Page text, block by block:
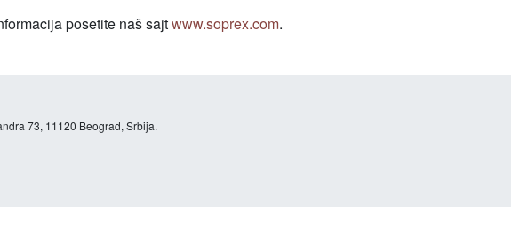
posetite naš sajtwww.soprex.com.
73, 11120 Beograd, Srbija.